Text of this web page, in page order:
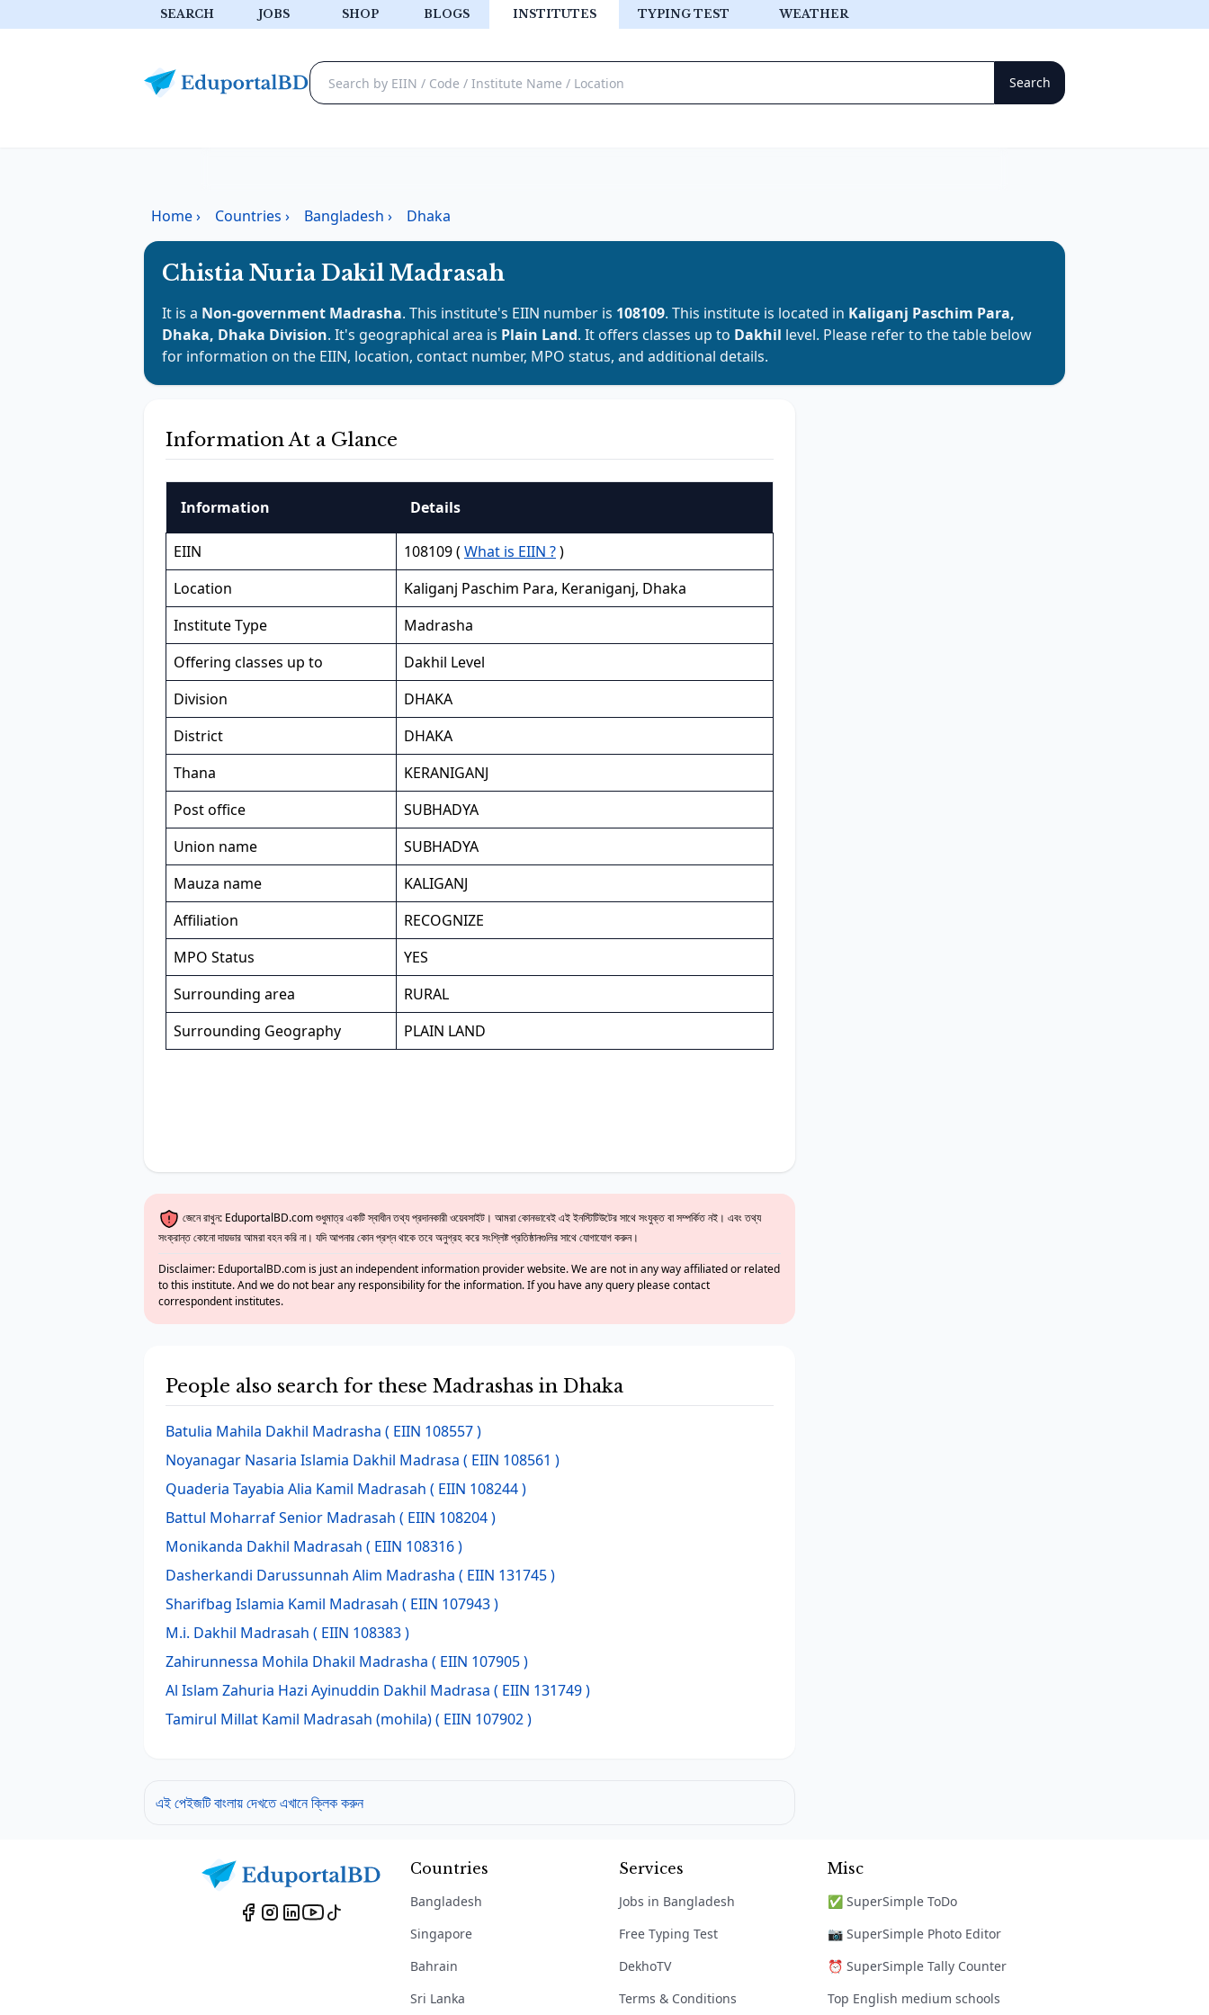
SEARCH JOBS SHOP BLOGS INSTITUTES TYPING TEST WEATHER
Home› Countries › Bangladesh › Dhaka
Chistia Nuria Dakil Madrasah
It is a Non-government Madrasha. This institute's EIIN number is 108109. This institute is located in Kaliganj Paschim Para,
Dhaka, Dhaka Division. It's geographical area is Plain Land. It offers classes up to Dakhil level. Please refer to the table below
for information on the EIIN, location, contact number, MPO status, and additional details.
Information At a Glance
Information Details
EIIN 108109 ( What is EIIN ?)
Location
Kaliganj Paschim Para, Keraniganj, Dhaka
Institute Type
Madrasha
Offering classes up to
Dakhil Level
Division
DHAKA
District
DHAKA
Thana
KERANIGANJ
Post office
SUBHADYA
Union name
SUBHADYA
Mauza name
KALIGANJ
Affiliation
RECOGNIZE
MPO Status
YES
Surrounding area
RURAL
Surrounding Geography
PLAIN LAND
জেনে রাখুন: EduportalBD.com শুধুমাত্র একটি স্বাধীন তথ্য প্রদানকারী ওয়েবসাইট। আমরা কোনভাবেই এই ইনস্টিটিউটের সাথে সংযুক্ত বা সম্পর্কিত নই। এবং তথ্য
সংক্রান্ত কোনো দায়ভার আমরা বহন করি না। যদি আপনার কোন প্রশ্ন থাকে তবে অনুগ্রহ করে সংশ্লিষ্ট প্রতিষ্ঠানগুলির সাথে যোগাযোগ করুন।
Disclaimer: EduportalBD.com is just an independent information provider website. We are not in any way affiliated or related
to this institute. And we do not bear any responsibility for the information. If you have any query please contact
correspondent institutes.
People also search for these Madrashas in Dhaka
Batulia Mahila Dakhil Madrasha ( EIIN 108557 )
Noyanagar Nasaria Islamia Dakhil Madrasa ( EIIN 108561 )
Quaderia Tayabia Alia Kamil Madrasah ( EIIN 108244 )
Battul Moharraf Senior Madrasah ( EIIN 108204 )
Monikanda Dakhil Madrasah ( EIIN 108316 )
Dasherkandi Darussunnah Alim Madrasha ( EIIN 131745 )
Sharifbag Islamia Kamil Madrasah ( EIIN 107943 )
M.i. Dakhil Madrasah ( EIIN 108383 )
Zahirunnessa Mohila Dhakil Madrasha ( EIIN 107905 )
Al Islam Zahuria Hazi Ayinuddin Dakhil Madrasa ( EIIN 131749 )
Tamirul Millat Kamil Madrasah (mohila)( EIIN 107902 )
এই পেইজটি বাংলায় দেখতে এখানে ক্লিক করুন
Countries
Bangladesh
Singapore
Bahrain
Sri Lanka
Services
Jobs in Bangladesh
Free Typing Test
DekhoTV
Terms & Conditions
Misc
✅ SuperSimple ToDo
📷 SuperSimple Photo Editor
⏰ SuperSimple Tally Counter
Top English medium schools